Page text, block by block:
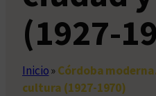
(1927-
Inicio»Córdoba
cultura (1927-1970)